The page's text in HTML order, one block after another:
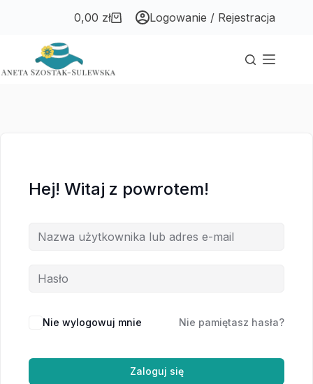
Koszyk
0,00 zł Logowanie / Rejestracja
Hej! Witaj z powrotem!
Nie wylogowuj mnie Nie pamiętasz hasła?
Zaloguj się